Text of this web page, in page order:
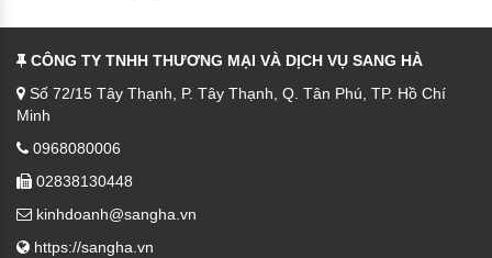
CÔNG TY TNHH THƯƠNG MẠI VÀ DỊCH VỤ SANG HÀ
Số 72/15 Tây Thạnh, P. Tây Thạnh, Q. Tân Phú, TP. Hồ Chí
Minh
0968080006
02838130448
kinhdoanh@sangha.vn
https://sangha.vn